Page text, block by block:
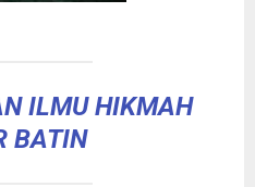
ILMU HIKMAH
BATIN